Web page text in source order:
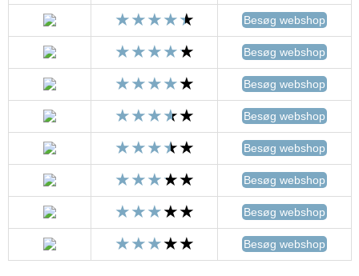
Besøg webshop
Besøg webshop
Besøg webshop
Besøg webshop
Besøg webshop
Besøg webshop
Besøg webshop
Besøg webshop